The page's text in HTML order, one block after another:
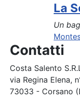
La
Un
Contatti
Costa Salento
via Regina Elena,
73033 - Corsano